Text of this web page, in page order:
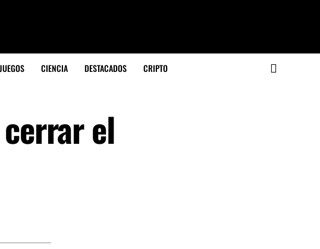
JUEGOS CIENCIA DESTACADOS CRIPTO
el